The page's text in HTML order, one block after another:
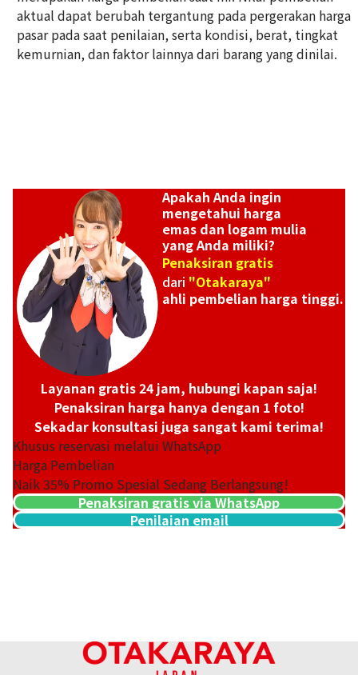
Referensi Harga Buyback
ASK
Platinum (Pt900) earrings
aktual dapat berubah tergantung pada pergerakan harga
pasar pada saat penilaian, serta kondisi, berat, tingkat
kemurnian, dan faktor lainnya dari barang yang dinilai.
Apakah Anda ingin
mengetahui harga
emas dan logam mulia
yang Anda miliki?
Penaksiran gratis
dari "Otakaraya"
ahli pembelian harga tinggi.
Layanan gratis 24 jam, hubungi kapan saja!
Penaksiran harga hanya dengan 1 foto!
Sekadar konsultasi juga sangat kami terima!
Khusus reservasi melalui WhatsApp
Harga Pembelian
Naik35% Promo Spesial Sedang Berlangsung!
Penaksiran gratis via WhatsApp
Penilaian email